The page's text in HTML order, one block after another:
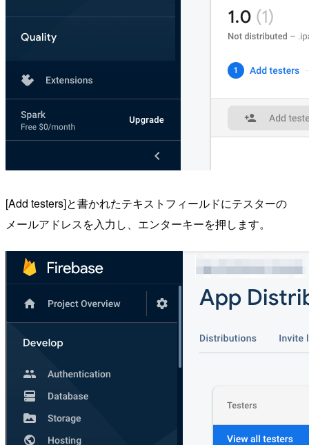
[Add testers]と書かれたテキストフィールドにテスターの
メールアドレスを入力し、エンターキーを押します。